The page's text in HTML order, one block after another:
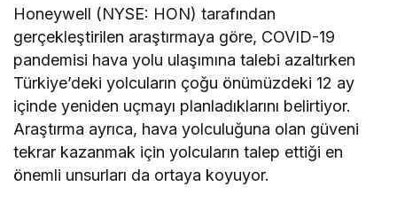
Honeywell (NYSE: HON) tarafından
gerçekleştirilen araştırmaya göre, COVID-19
pandemisi hava yolu ulaşımına talebi azaltırken
Türkiye’deki yolcuların çoğu önümüzdeki 12 ay
içinde yeniden uçmayı planladıklarını belirtiyor.
Araştırma ayrıca, hava yolculuğuna olan güveni
tekrar kazanmak için yolcuların talep ettiği en
önemli unsurları da ortaya koyuyor.